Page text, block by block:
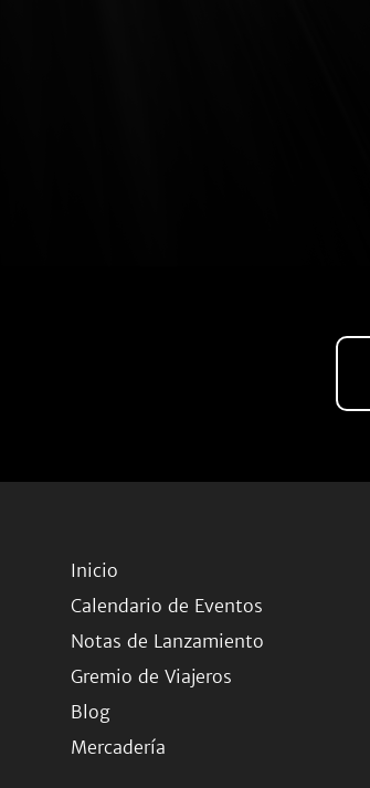
Inicio
Calendario de Eventos
Notas de Lanzamiento
Gremio de Viajeros
Blog
Mercadería